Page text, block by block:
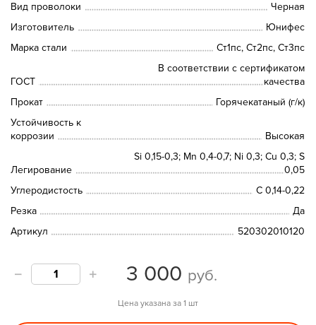
Вид проволоки
Черная
Изготовитель
Юнифес
Марка стали
Ст1пс, Ст2пс, Ст3пс
ГОСТ
В соответствии с сертификатом
качества
Прокат
Горячекатаный (г/к)
Устойчивость к
коррозии
Высокая
Легирование
Si 0,15-0,3; Мn 0,4-0,7; Ni 0,3; Сu 0,3; S
0,05
Углеродистость
С 0,14-0,22
Резка
Да
Артикул
520302010120
3 000 руб.
Цена указана за 1 шт